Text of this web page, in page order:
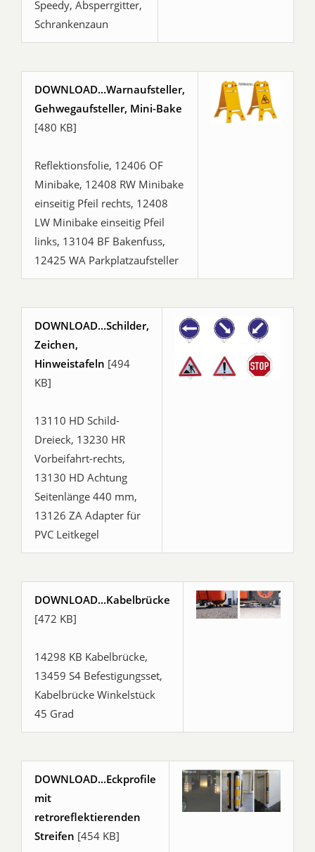
Speedy, Absperrgitter,
Schrankenzaun
DOWNLOAD...Warnaufsteller,
Gehwegaufsteller, Mini-Bake
[480 KB]
Reflektionsfolie, 12406 OF
Minibake, 12408 RW Minibake
einseitig Pfeil rechts, 12408
LW Minibake einseitig Pfeil
links, 13104 BF Bakenfuss,
12425 WA Parkplatzaufsteller
DOWNLOAD...Schilder,
Zeichen,
Hinweistafeln [494
KB]
13110 HD Schild-
Dreieck, 13230 HR
Vorbeifahrt-rechts,
13130 HD Achtung
Seitenlänge 440 mm,
13126 ZA Adapter für
PVC Leitkegel
DOWNLOAD...Kabelbrücke
[472 KB]
14298 KB Kabelbrücke,
13459 S4 Befestigungsset,
Kabelbrücke Winkelstück
45 Grad
DOWNLOAD...Eckprofile
mit
retroreflektierenden
Streifen [454 KB]